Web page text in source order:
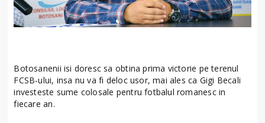
Botosanenii isi doresc sa obtina prima victorie pe terenul
FCSB-ului, insa nu va fi deloc usor, mai ales ca Gigi Becali
investeste sume colosale pentru fotbalul romanesc in
fiecare an.